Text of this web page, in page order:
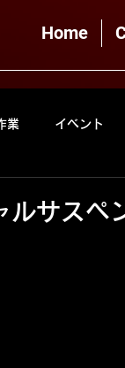
Home
業 イベント
サスペ